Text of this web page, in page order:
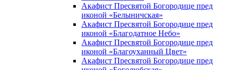
Акафист Пресвятой Богородице пред
иконой «Белыничская»
Акафист Пресвятой Богородице пред
иконой «Благодатное Небо»
Акафист Пресвятой Богородице пред
иконой «Благоуханный Цвет»
Акафист Пресвятой Богородице пред